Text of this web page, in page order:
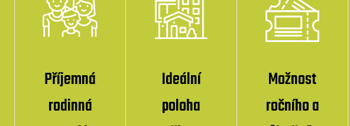
Příjemná
rodinná
Ideální
poloha
Možnost
ročního a